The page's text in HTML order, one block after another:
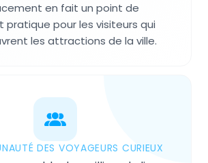
en fait un point de
pratique pour les visiteurs qui
les attractions de la ville.
DES VOYAGEURS CURIEUX